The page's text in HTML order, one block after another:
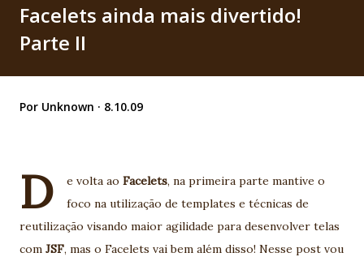
Facelets ainda mais divertido!
Parte II
Por Unknown 8.10.09
D e volta ao Facelets, na primeira parte mantive o
foco na utilização de templates e técnicas de
reutilização visando maior agilidade para desenvolver telas
com JSF, mas o Facelets vai bem além disso! Nesse post vou